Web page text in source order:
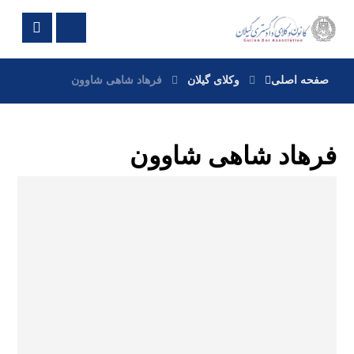
صفحه اصلی وکلای گیلان فرهاد شاهی شاوون
فرهاد شاهی شاوون